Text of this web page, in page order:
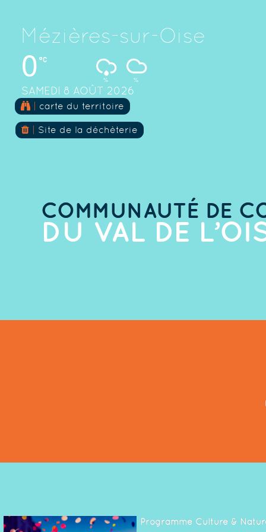
Mézières-sur-Oise
0 % %
SAMEDI 8 AOÛT 2026
| carte du territoire
| Site de la déchèterie
COMMUNAUTÉ DE
DU VAL DE
Programme Culture &